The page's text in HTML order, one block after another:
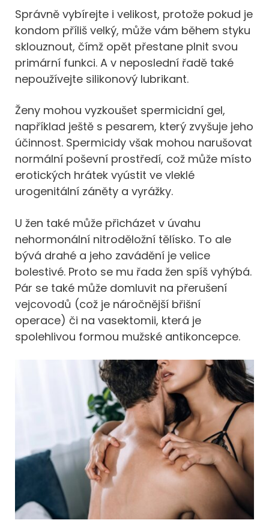
Správně vybírejte i velikost, protože pokud je
kondom příliš velký, může vám během styku
sklouznout, čímž opět přestane plnit svou
primární funkci. A v neposlední řadě také
nepoužívejte silikonový lubrikant.
Ženy mohou vyzkoušet spermicidní gel,
například ještě s pesarem, který zvyšuje jeho
účinnost. Spermicidy však mohou narušovat
normální poševní prostředí, což může místo
erotických hrátek vyústit ve vleklé
urogenitální záněty a vyrážky.
U žen také může přicházet v úvahu
nehormonální nitroděložní tělísko. To ale
bývá drahé a jeho zavádění je velice
bolestivé. Proto se mu řada žen spíš vyhýbá.
Pár se také může domluvit na přerušení
vejcovodů (což je náročnější břišní
operace) či na vasektomii, která je
spolehlivou formou mužské antikoncepce.